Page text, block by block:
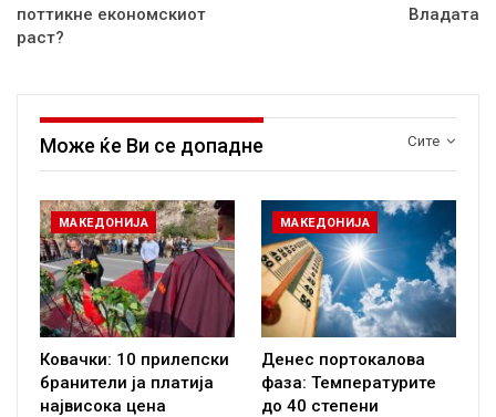
поттикне економскиот
раст?
Владата
Сите
Може ќе Ви се допадне
МАКЕДОНИЈА
Ковачки: 10 прилепски
бранители ја платија
највисока цена
МАКЕДОНИЈА
Денес портокалова
фаза: Температурите
до 40 степени